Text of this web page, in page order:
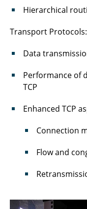
Hierarchical
Transport Protocols:
Data
Performance of
TCP
Enhanced TCP
Connection
Flow and